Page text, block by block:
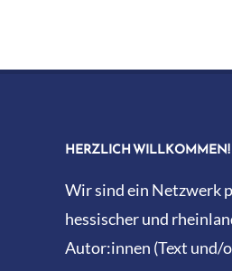
HERZLICH WILLKOMMEN!
Wir sind ein Netzwerk
hessischer und
Autor:innen (Text und/